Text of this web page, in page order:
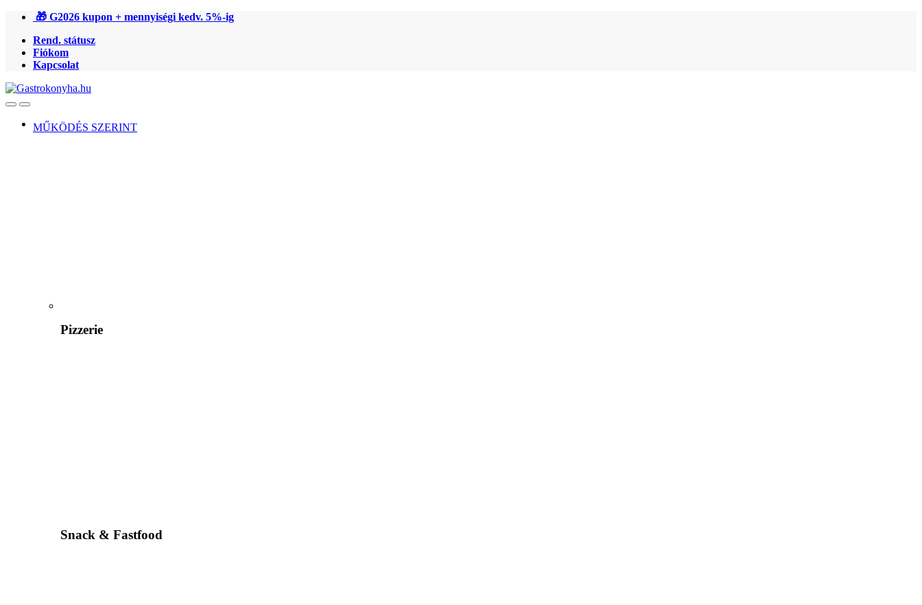
Ugrás
navigációhoz
Ugrás
tartalomra
🎁 G2026 kupon + mennyiségi kedv. 5%-ig
Rend. státusz
Fiókom
Kapcsolat
OpenClose
MŰKÖDÉS SZERINT
Pizzerie
Snack & Fastfood